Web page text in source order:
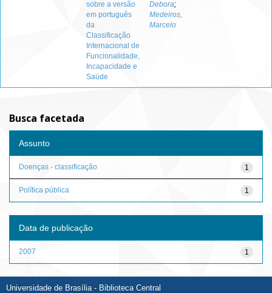
sobre a versão
em português
da
Classificação
Internacional de
Funcionalidade,
Incapacidade e
Saúde
Debora;
Medeiros,
Marcelo
Busca facetada
Assunto
1
Doenças - classificação
1
Política pública
Data de publicação
1
2007
Universidade de Brasília - Biblioteca Central